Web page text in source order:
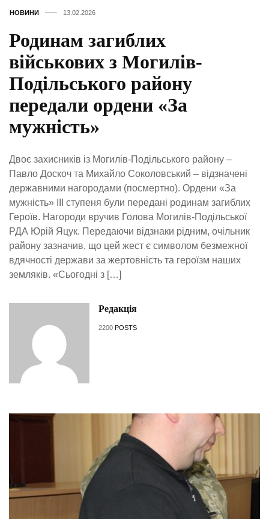
НОВИНИ 13.02.2026
Родинам загиблих
військових з Могилів-
Подільського району
передали ордени «За
мужність»
Двоє захисників із Могилів-Подільського району –
Павло Доскоч та Михайло Соколовський – відзначені
державними нагородами (посмертно). Ордени «За
мужність» ІІІ ступеня були передані родинам загиблих
Героїв. Нагороди вручив Голова Могилів-Подільської
РДА Юрій Яцук. Передаючи відзнаки рідним, очільник
району зазначив, що цей жест є символом безмежної
вдячності держави за жертовність та героїзм наших
земляків. «Сьогодні з […]
Редакція
2200 POSTS